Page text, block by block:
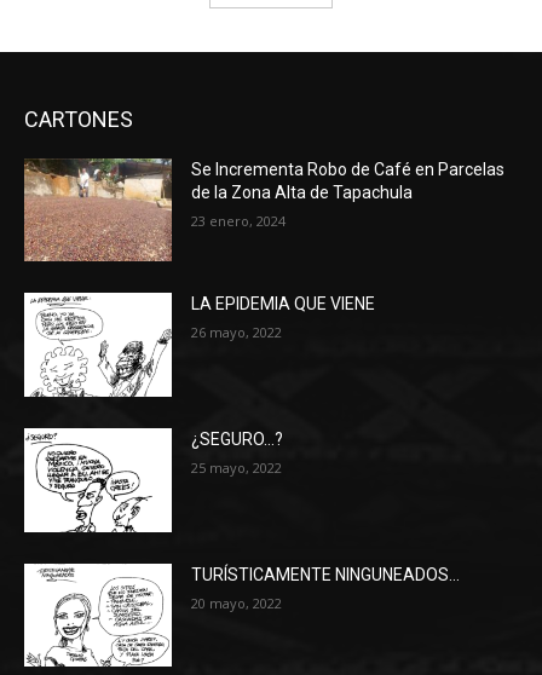
CARTONES
Se Incrementa Robo de Café en Parcelas
de la Zona Alta de Tapachula
23 enero, 2024
LA EPIDEMIA QUE VIENE
26 mayo, 2022
¿SEGURO…?
25 mayo, 2022
TURÍSTICAMENTE NINGUNEADOS…
20 mayo, 2022